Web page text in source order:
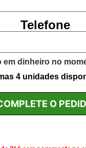
Telefone
em dinheiro no
4 unidades
O